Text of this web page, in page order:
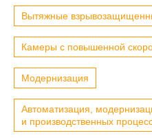
Вытяжные
Камеры с повышенной
Модернизация
Автоматизация,
и производственных